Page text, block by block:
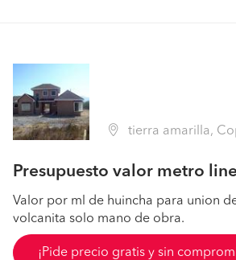
tierra amarilla, Copiapó (Región III
Presupuesto valor metro
Valor por ml de huincha para union
volcanita solo mano de obra.
¡Pide precio gratis y sin